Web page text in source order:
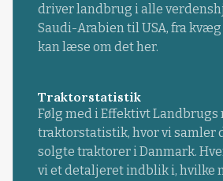
driver landbrug i alle
Saudi-Arabien til USA, fra
kan læse om det her.
Traktorstatistik
Følg med i Effektivt Landbrugs
traktorstatistik, hvor vi samler
solgte traktorer i Danmark.
vi et detaljeret indblik i, hvilke